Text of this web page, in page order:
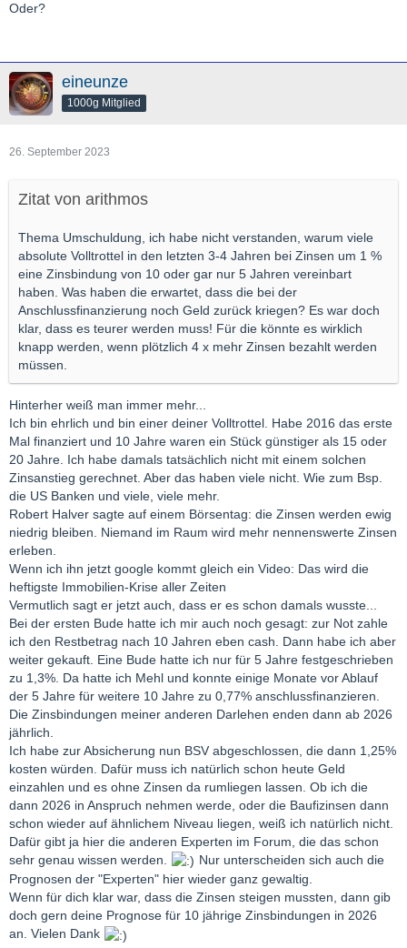
Oder?
eineunze
1000g Mitglied
26. September 2023
Zitat von arithmos
Thema Umschuldung, ich habe nicht verstanden, warum viele
absolute Volltrottel in den letzten 3-4 Jahren bei Zinsen um 1 %
eine Zinsbindung von 10 oder gar nur 5 Jahren vereinbart
haben. Was haben die erwartet, dass die bei der
Anschlussfinanzierung noch Geld zurück kriegen? Es war doch
klar, dass es teurer werden muss! Für die könnte es wirklich
knapp werden, wenn plötzlich 4 x mehr Zinsen bezahlt werden
müssen.
Hinterher weiß man immer mehr...
Ich bin ehrlich und bin einer deiner Volltrottel. Habe 2016 das erste
Mal finanziert und 10 Jahre waren ein Stück günstiger als 15 oder
20 Jahre. Ich habe damals tatsächlich nicht mit einem solchen
Zinsanstieg gerechnet. Aber das haben viele nicht. Wie zum Bsp.
die US Banken und viele, viele mehr.
Robert Halver sagte auf einem Börsentag: die Zinsen werden ewig
niedrig bleiben. Niemand im Raum wird mehr nennenswerte Zinsen
erleben.
Wenn ich ihn jetzt google kommt gleich ein Video: Das wird die
heftigste Immobilien-Krise aller Zeiten
Vermutlich sagt er jetzt auch, dass er es schon damals wusste...
Bei der ersten Bude hatte ich mir auch noch gesagt: zur Not zahle
ich den Restbetrag nach 10 Jahren eben cash. Dann habe ich aber
weiter gekauft. Eine Bude hatte ich nur für 5 Jahre festgeschrieben
zu 1,3%. Da hatte ich Mehl und konnte einige Monate vor Ablauf
der 5 Jahre für weitere 10 Jahre zu 0,77% anschlussfinanzieren.
Die Zinsbindungen meiner anderen Darlehen enden dann ab 2026
jährlich.
Ich habe zur Absicherung nun BSV abgeschlossen, die dann 1,25%
kosten würden. Dafür muss ich natürlich schon heute Geld
einzahlen und es ohne Zinsen da rumliegen lassen. Ob ich die
dann 2026 in Anspruch nehmen werde, oder die Baufizinsen dann
schon wieder auf ähnlichem Niveau liegen, weiß ich natürlich nicht.
Dafür gibt ja hier die anderen Experten im Forum, die das schon
sehr genau wissen werden.
Nur unterscheiden sich auch die
Prognosen der "Experten" hier wieder ganz gewaltig.
Wenn für dich klar war, dass die Zinsen steigen mussten, dann gib
doch gern deine Prognose für 10 jährige Zinsbindungen in 2026
an. Vielen Dank